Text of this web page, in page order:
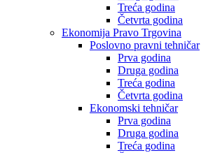
Treća godina
Četvrta godina
Ekonomija Pravo Trgovina
Poslovno pravni tehničar
Prva godina
Druga godina
Treća godina
Četvrta godina
Ekonomski tehničar
Prva godina
Druga godina
Treća godina